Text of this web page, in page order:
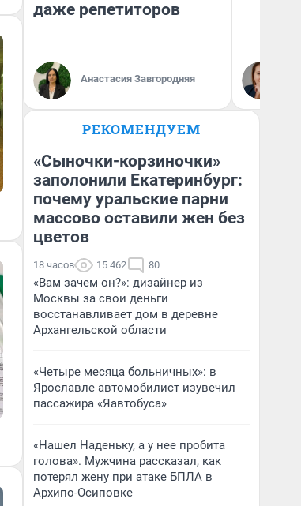
даже репетиторов
Анастасия Завгородняя
РЕКОМЕНДУЕМ
«Сыночки-корзиночки»
заполонили Екатеринбург:
почему уральские парни
массово оставили жен без
цветов
18 часов 15 462 80
«Вам зачем он?»: дизайнер из
Москвы за свои деньги
восстанавливает дом в деревне
Архангельской области
«Четыре месяца больничных»: в
Ярославле автомобилист изувечил
пассажира «Яавтобуса»
«Нашел Наденьку, а у нее пробита
голова». Мужчина рассказал, как
потерял жену при атаке БПЛА в
Архипо-Осиповке